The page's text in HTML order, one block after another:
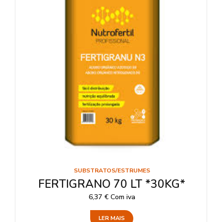
SUBSTRATOS/ESTRUMES
FERTIGRANO 70 LT *30KG*
6,37 € Com iva
LER MAIS